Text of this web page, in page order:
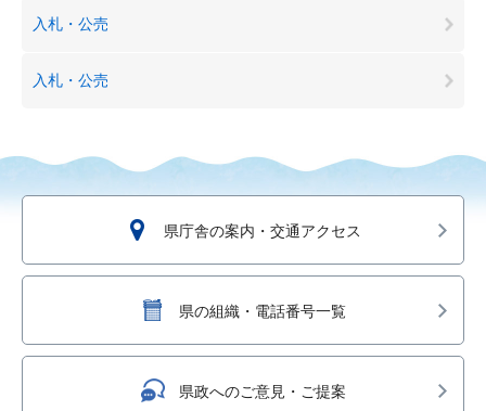
入札・公売
入札・公売
県庁舎の案内・交通アクセス
県の組織・電話番号一覧
県政へのご意見・ご提案